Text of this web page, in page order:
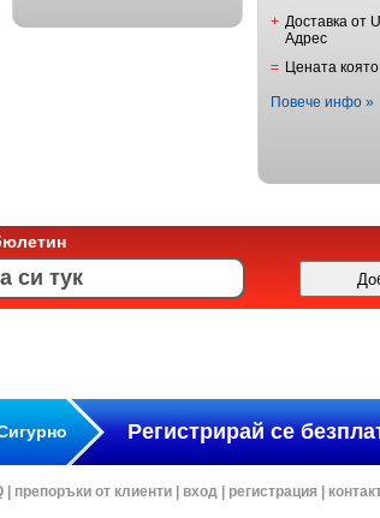
+ Доставка от
Адрес
= Цената
Повече инфо »
Регистрирай се
препоръки от клиенти вход регистрация